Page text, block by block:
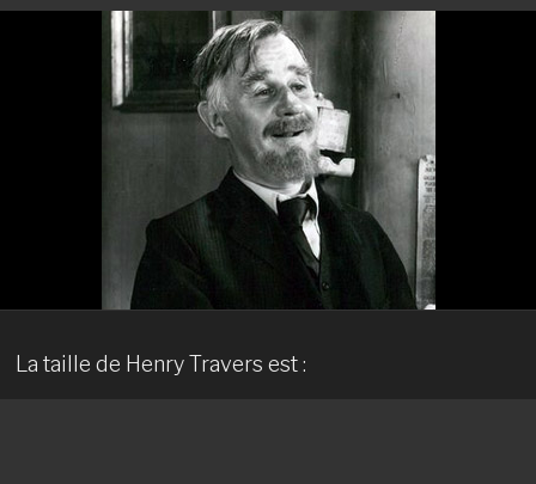
La taille de Henry Travers est :